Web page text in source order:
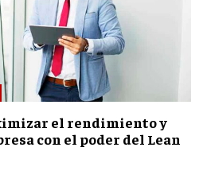
el rendimiento y
con el poder del Lean